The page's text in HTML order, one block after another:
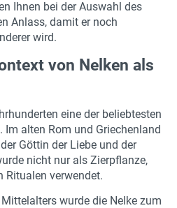
Ihnen bei der Auswahl des
Anlass, damit er noch
wird.
von Nelken als
eine der beliebtesten
Im alten Rom und Griechenland
Göttin der Liebe und der
nicht nur als Zierpflanze,
Ritualen verwendet.
wurde die Nelke zum